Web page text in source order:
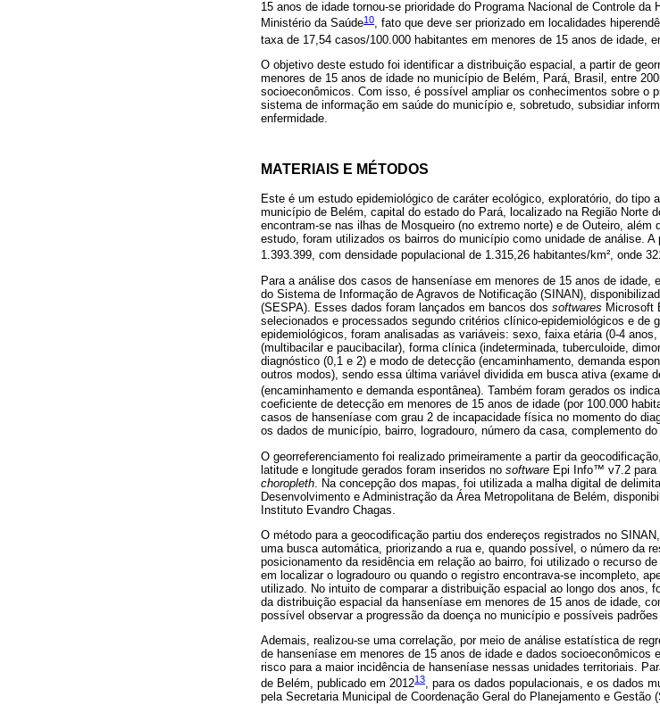
15 anos de idade tornou-se prioridade do Programa Nacional de Controle
Ministério da Saúde10, fato que deve ser priorizado em localidades
taxa de 17,54 casos/100.000 habitantes em menores de 15 anos de idade,
O objetivo deste estudo foi identificar a distribuição espacial, a partir de
menores de 15 anos de idade no município de Belém, Pará, Brasil, entre
socioeconômicos. Com isso, é possível ampliar os conhecimentos sobre o
sistema de informação em saúde do município e, sobretudo, subsidiar
enfermidade.
MATERIAIS E MÉTODOS
Este é um estudo epidemiológico de caráter ecológico, exploratório, do
município de Belém, capital do estado do Pará, localizado na Região Norte
encontram-se nas ilhas de Mosqueiro (no extremo norte) e de Outeiro, além
estudo, foram utilizados os bairros do município como unidade de análise.
1.393.399, com densidade populacional de 1.315,26 habitantes/km², onde
Para a análise dos casos de hanseníase em menores de 15 anos de
do Sistema de Informação de Agravos de Notificação (SINAN),
(SESPA). Esses dados foram lançados em bancos dos softwares Microsoft
selecionados e processados segundo critérios clínico-epidemiológicos e de
epidemiológicos, foram analisadas as variáveis: sexo, faixa etária (0-4
(multibacilar e paucibacilar), forma clínica (indeterminada, tuberculoide,
diagnóstico (0,1 e 2) e modo de detecção (encaminhamento, demanda
outros modos), sendo essa última variável dividida em busca ativa (exame
(encaminhamento e demanda espontânea). Também foram gerados os
coeficiente de detecção em menores de 15 anos de idade (por 100.000
casos de hanseníase com grau 2 de incapacidade física no momento do
os dados de município, bairro, logradouro, número da casa, complemento
O georreferenciamento foi realizado primeiramente a partir da
latitude e longitude gerados foram inseridos no software Epi Info™ v7.2 para
choropleth . Na concepção dos mapas, foi utilizada a malha digital de
Desenvolvimento e Administração da Área Metropolitana de Belém,
Instituto Evandro Chagas.
O método para a geocodificação partiu dos endereços registrados no
uma busca automática, priorizando a rua e, quando possível, o número da
posicionamento da residência em relação ao bairro, foi utilizado o recurso
em localizar o logradouro ou quando o registro encontrava-se incompleto,
utilizado. No intuito de comparar a distribuição espacial ao longo dos anos,
da distribuição espacial da hanseníase em menores de 15 anos de idade,
possível observar a progressão da doença no município e possíveis
Ademais, realizou-se uma correlação, por meio de análise estatística de
de hanseníase em menores de 15 anos de idade e dados
risco para a maior incidência de hanseníase nessas unidades territoriais.
de Belém, publicado em 201213, para os dados populacionais, e os dados
pela Secretaria Municipal de Coordenação Geral do Planejamento e Gestão